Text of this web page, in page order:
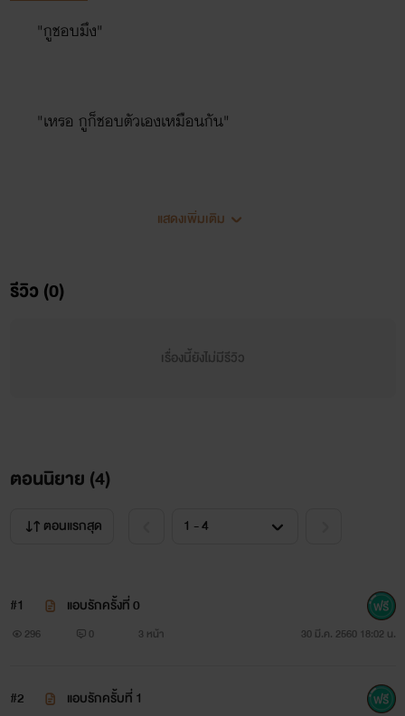
"กูชอบมึง"
"เหรอ กูก็ชอบตัวเองเหมือนกัน"
แสดงเพิ่มเติม
รีวิว (0)
เรื่องนี้ยังไม่มีรีวิว
ตอนนิยาย (4)
ตอนแรกสุด
#1 แอบรักครั้งที่ 0
296 0 3 หน้า 30 มี.ค. 2560 18:02 น.
#2 แอบรักครั้บที่ 1